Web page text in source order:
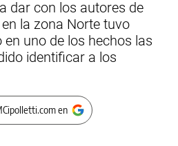
dar con los autores de
la zona Norte tuvo
uno de los hechos las
identificar a los
en